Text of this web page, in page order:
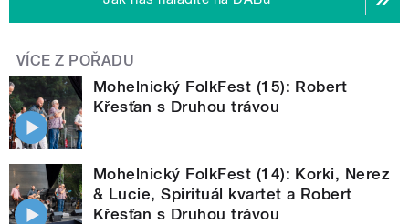
VÍCE Z POŘADU
Mohelnický FolkFest (15): Robert
Křesťan s Druhou trávou
Mohelnický FolkFest (14): Korki, Nerez
& Lucie, Spirituál kvartet a Robert
Křesťan s Druhou trávou